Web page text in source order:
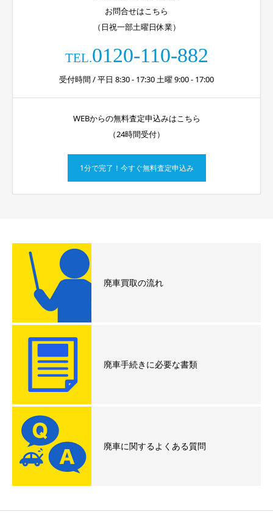
お問合せはこちら
（日祝一部土曜日休業）
TEL.0120-110-882
受付時間 / 平日 8:30 - 17:30 土曜 9:00 - 17:00
WEBからの無料査定申込みはこちら
（24時間受付）
1分で完了！今すぐ無料査定申込み
廃車買取の流れ
廃車手続きに必要な書類
廃車に関するよくある質問